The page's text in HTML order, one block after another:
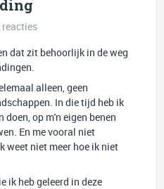
reacties
dat zit behoorlijk in de weg
alleen, geen
In die tijd heb ik
op m'n eigen benen
En me vooral niet
weet niet meer hoe ik niet
ik heb geleerd in deze